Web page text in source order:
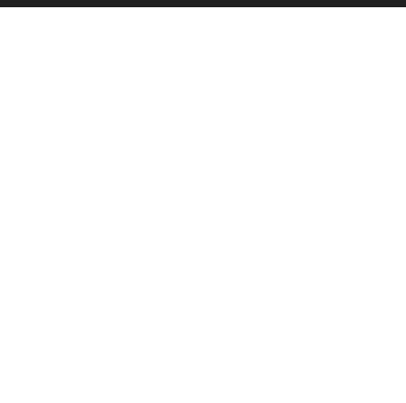
valenciana en incorporarse al sellado del